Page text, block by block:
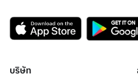
บริษัท